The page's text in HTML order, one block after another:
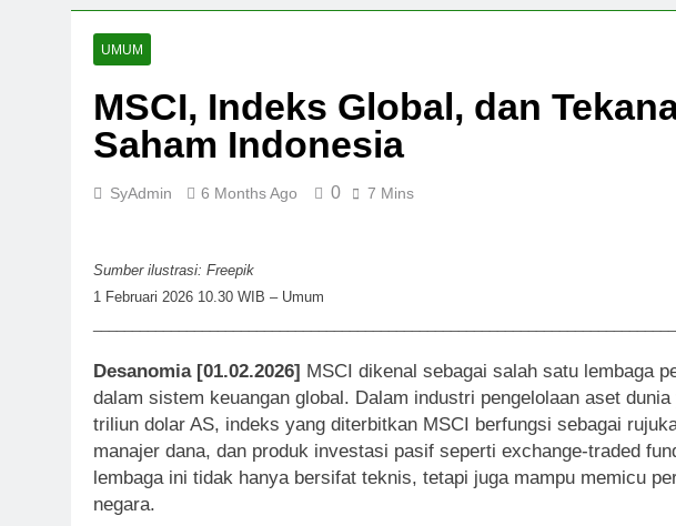
UMUM
MSCI, Indeks Global, dan
Saham Indonesia
SyAdmin 6 Months Ago 0 7 Mins
Sumber ilustrasi: Freepik
1 Februari 2026 10.30 WIB – Umum
Desanomia [01.02.2026] MSCI dikenal sebagai salah satu lembaga
dalam sistem keuangan global. Dalam industri pengelolaan aset
triliun dolar AS, indeks yang diterbitkan MSCI berfungsi sebagai
manajer dana, dan produk investasi pasif seperti exchange-traded
lembaga ini tidak hanya bersifat teknis, tetapi juga mampu memicu
negara.